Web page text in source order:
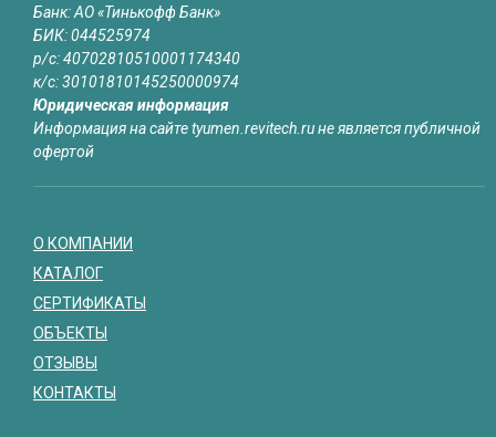
Банк: АО «Тинькофф Банк»
БИК: 044525974
р/с: 40702810510001174340
к/с: 30101810145250000974
Юридическая информация
Информация на сайте tyumen.revitech.ru не является публичной
офертой
О КОМПАНИИ
КАТАЛОГ
СЕРТИФИКАТЫ
ОБЪЕКТЫ
ОТЗЫВЫ
КОНТАКТЫ